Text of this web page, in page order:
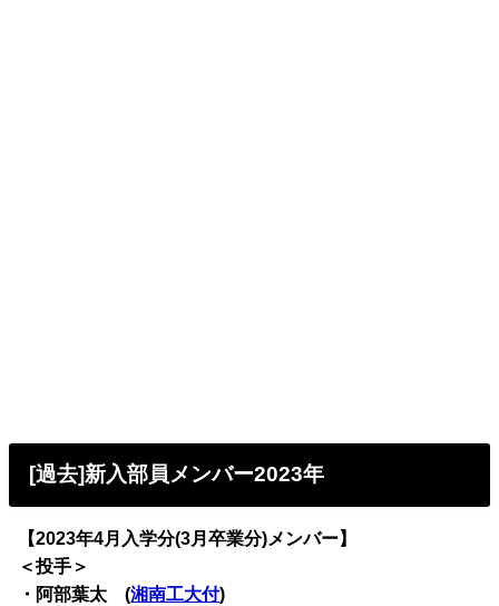
[過去]新入部員メンバー2023年
【2023年4月入学分(3月卒業分)メンバー】
＜投手＞
・阿部葉太 (湘南工大付)